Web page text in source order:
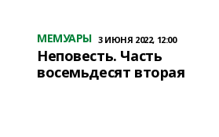
МЕМУАРЫ 3 ИЮНЯ 2022, 12:00
Неповесть. Часть
восемьдесят вторая